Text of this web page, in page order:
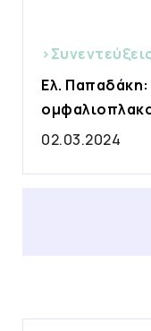
Ελ.
02.03.2024